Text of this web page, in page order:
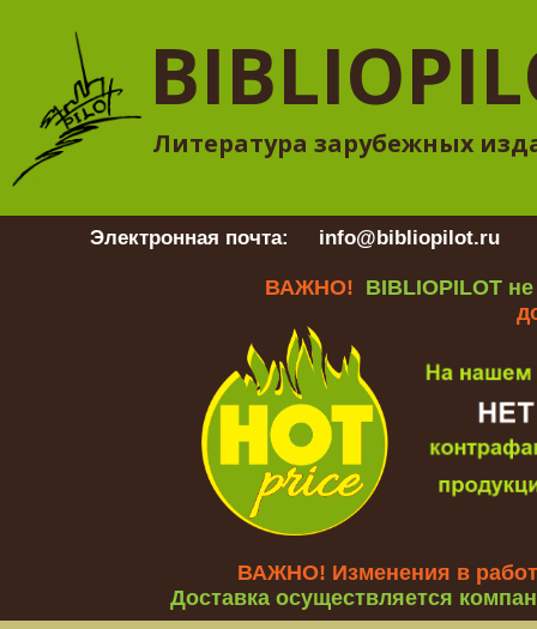
Литература зарубежных
Электронная почта: info@bibliopilot.ru
ВАЖНО! BIBLIOPILOT
ВАЖНО! Изменения в
Доставка осуществляется